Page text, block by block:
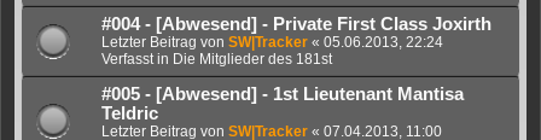
#004 - [Abwesend] - Private First Class Joxirth
Letzter Beitrag von SW|Tracker « 05.06.2013, 22:24
Verfasst in Die Mitglieder des 181st
#005 - [Abwesend] - 1st Lieutenant Mantisa
Teldric
Letzter Beitrag von SW|Tracker « 07.04.2013, 11:00